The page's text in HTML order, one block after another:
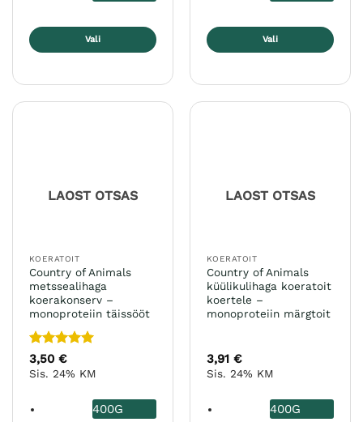
Vali
tootelehel.
Vali
tootelehel.
LAOST OTSAS
KOERATOIT
Country of Animals
metssealihaga
koerakonserv –
monoproteiin täissööt
Hinnanguga
5/ 5
3,50 €
Sis. 24% KM
400G
LAOST OTSAS
KOERATOIT
Country of Animals
küülikulihaga koeratoit
koertele –
monoproteiin märgtoit
3,91 €
Sis. 24% KM
400G